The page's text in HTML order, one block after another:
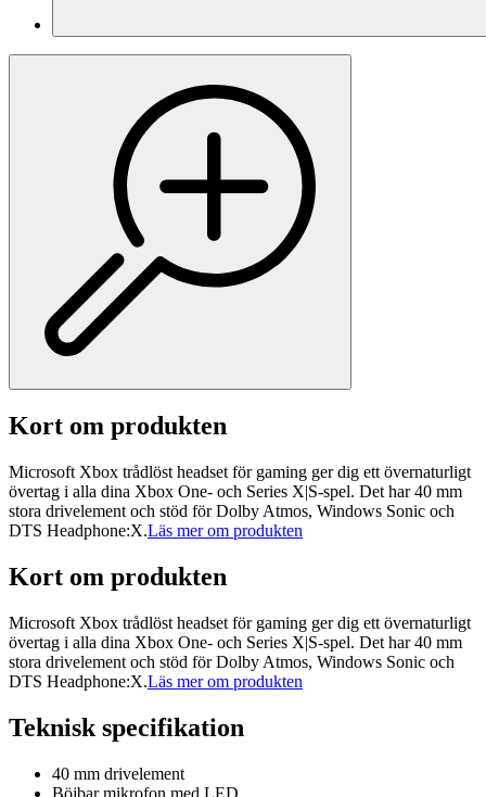
Kort om produkten
Microsoft Xbox trådlöst headset för gaming ger dig ett övernaturligt
övertag i alla dina Xbox One- och Series X|S-spel. Det har 40 mm
stora drivelement och stöd för Dolby Atmos, Windows Sonic och
DTS Headphone:X.Läs mer om produkten
Kort om produkten
Microsoft Xbox trådlöst headset för gaming ger dig ett övernaturligt
övertag i alla dina Xbox One- och Series X|S-spel. Det har 40 mm
stora drivelement och stöd för Dolby Atmos, Windows Sonic och
DTS Headphone:X.Läs mer om produkten
Teknisk specifikation
40 mm drivelement
Böjbar mikrofon med LED